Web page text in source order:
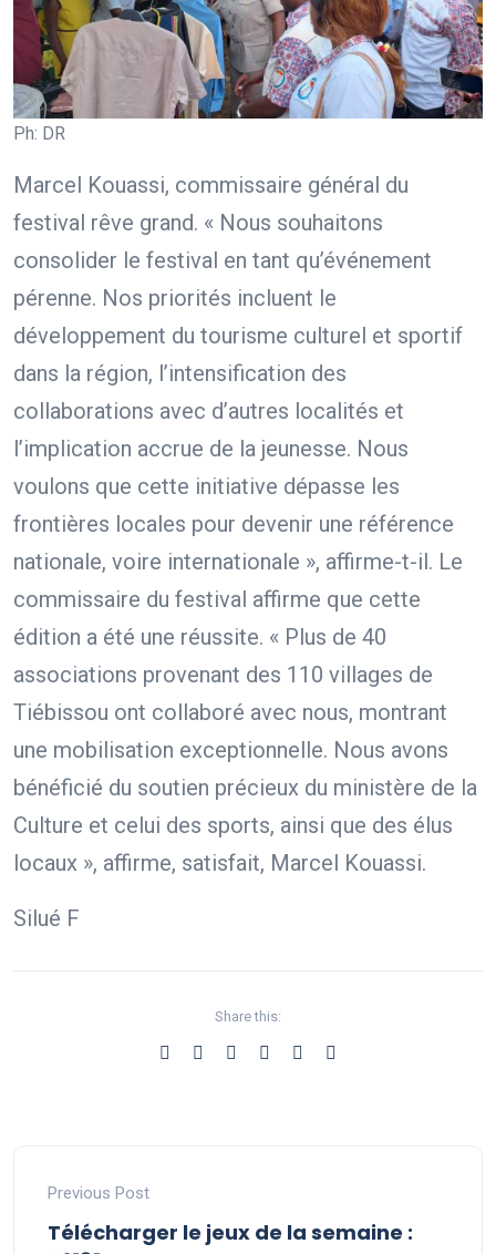
Ph: DR
Marcel Kouassi, commissaire général du
festival rêve grand. « Nous souhaitons
consolider le festival en tant qu’événement
pérenne. Nos priorités incluent le
développement du tourisme culturel et sportif
dans la région, l’intensification des
collaborations avec d’autres localités et
l’implication accrue de la jeunesse. Nous
voulons que cette initiative dépasse les
frontières locales pour devenir une référence
nationale, voire internationale », affirme-t-il. Le
commissaire du festival affirme que cette
édition a été une réussite. « Plus de 40
associations provenant des 110 villages de
Tiébissou ont collaboré avec nous, montrant
une mobilisation exceptionnelle. Nous avons
bénéficié du soutien précieux du ministère de la
Culture et celui des sports, ainsi que des élus
locaux », affirme, satisfait, Marcel Kouassi.
Silué F
Share this:
Previous Post
Télécharger le jeux de la semaine :